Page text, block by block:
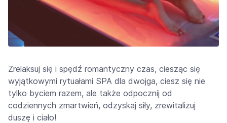
Zrelaksuj się i spędź romantyczny czas, ciesząc się
wyjątkowymi rytuałami SPA dla dwojga, ciesz się nie
tylko byciem razem, ale także odpocznij od
codziennych zmartwień, odzyskaj siły, zrewitalizuj
duszę i ciało!